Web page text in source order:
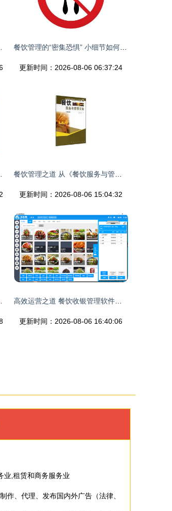
更新时间：2026-08-06 06:37:24
更新时间：2026-08-06 15:04:32
更新时间：2026-08-06 16:40:06
业,租赁和商务服务业
作、代理、发布国内外广告（法律、